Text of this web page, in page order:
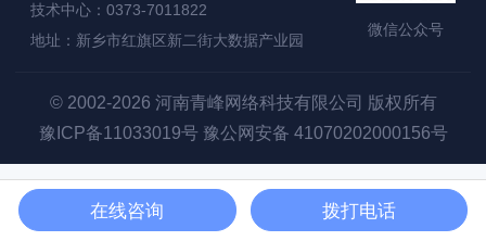
技术中心：0373-7011822
地址：新乡市红旗区新二街大数据产业园
微信公众号
© 2002-2026 河南青峰网络科技有限公司 版权所有
豫ICP备11033019号 豫公网安备 41070202000156号
在线咨询 拨打电话